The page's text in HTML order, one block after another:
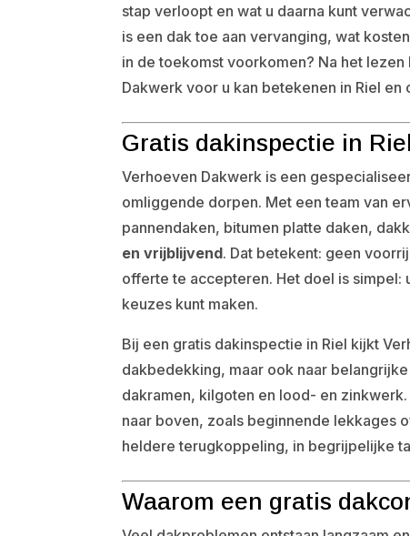
stap verloopt en wat u daarna kunt
is een dak toe aan vervanging, wat
in de toekomst voorkomen? Na het
Dakwerk voor u kan betekenen in Riel en
Gratis dakinspectie in
Verhoeven Dakwerk is een
omliggende dorpen. Met een team van
pannendaken, bitumen platte daken,
en vrijblijvend. Dat betekent: geen
offerte te accepteren. Het doel is simpel:
keuzes kunt maken.
Bij een gratis dakinspectie in Riel kijkt
dakbedekking, maar ook naar
dakramen, kilgoten en lood- en
naar boven, zoals beginnende lekkages
heldere terugkoppeling, in begrijpelijke
Waarom een gratis